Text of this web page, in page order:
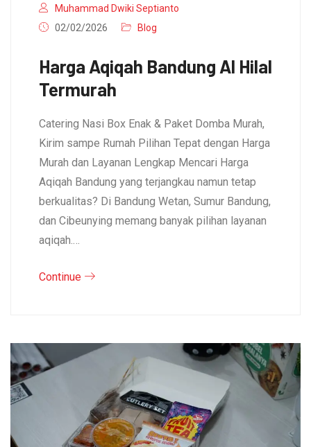
Muhammad Dwiki Septianto
02/02/2026
Blog
Harga Aqiqah Bandung Al Hilal
Termurah
Catering Nasi Box Enak & Paket Domba Murah,
Kirim sampe Rumah Pilihan Tepat dengan Harga
Murah dan Layanan Lengkap Mencari Harga
Aqiqah Bandung yang terjangkau namun tetap
berkualitas? Di Bandung Wetan, Sumur Bandung,
dan Cibeunying memang banyak pilihan layanan
aqiqah.…
Continue